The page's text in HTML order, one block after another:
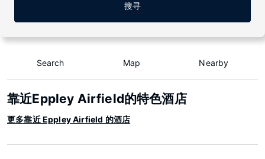
搜寻
Search Map Nearby
靠近Eppley Airfield的特色酒店
更多靠近 Eppley Airfield 的酒店